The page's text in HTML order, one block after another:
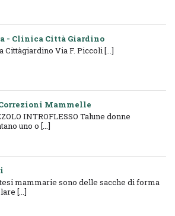
- Clinica Città Giardino
Cittàgiardino Via F. Piccoli [...]
Mammelle
INTROFLESSO Talune donne
uno o [...]
mammarie sono delle sacche di forma
[...]